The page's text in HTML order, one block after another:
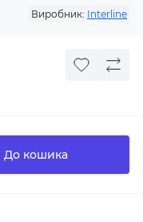
Виробник: Interline
До кошика